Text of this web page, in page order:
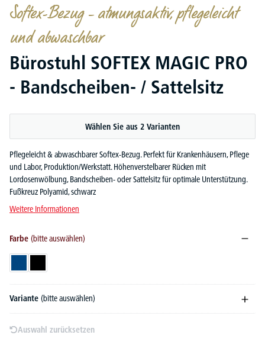
Softex-Bezug – atmungsaktiv, pflegeleicht
und abwaschbar
Bürostuhl SOFTEX MAGIC PRO
- Bandscheiben- / Sattelsitz
Wählen Sie aus 2 Varianten
Pflegeleicht & abwaschbarer Softex-Bezug. Perfekt für Krankenhäusern, Pflege
und Labor, Produktion/Werkstatt. Höhenverstelbarer Rücken mit
Lordosenwölbung, Bandscheiben- oder Sattelsitz für optimale Unterstützung.
Fußkreuz Polyamid, schwarz
Weitere Informationen
Farbe (bitte auswählen)
Variante (bitte auswählen)
Auswahl zurücksetzen